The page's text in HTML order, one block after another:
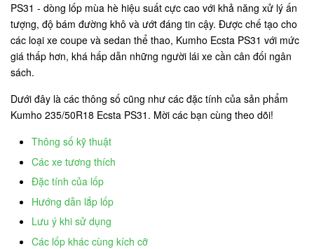
PS31 - dòng lốp mùa hè hiệu suất cực cao với khả năng xử lý ấn
tượng, độ bám đường khô và ướt đáng tin cậy. Được chế tạo cho
các loại xe coupe và sedan thể thao, Kumho Ecsta PS31 với mức
giá thấp hơn, khá hấp dẫn những người lái xe cần cân đối ngân
sách.
Dưới đây là các thông số cũng như các đặc tính của sản phẩm
Kumho 235/50R18 Ecsta PS31. Mời các bạn cùng theo dõi!
Thông số kỹ thuật
Các xe tương thích
Đặc tính của lốp
Hướng dẫn lắp lốp
Lưu ý khi sử dụng
Các lốp khác cùng kích cỡ